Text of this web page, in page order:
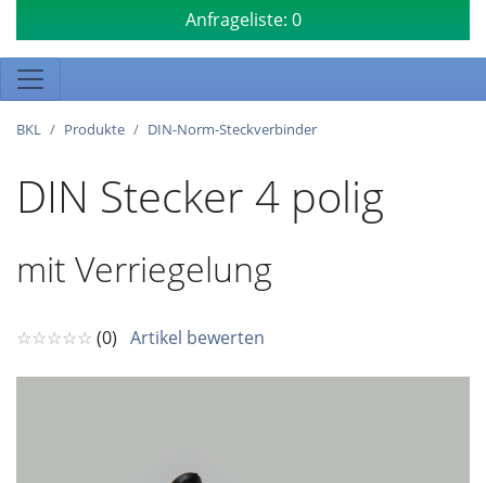
Anfrageliste: 0
BKL Produkte DIN-Norm-Steckverbinder
DIN Stecker 4 polig
mit Verriegelung
☆☆☆☆☆ (0) Artikel bewerten